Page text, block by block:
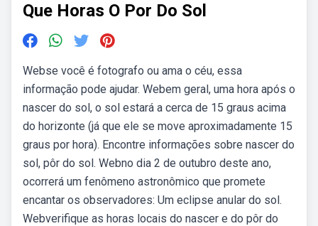
Que Horas O Por Do Sol
Webse você é fotografo ou ama o céu, essa
informação pode ajudar. Webem geral, uma hora após o
nascer do sol, o sol estará a cerca de 15 graus acima
do horizonte (já que ele se move aproximadamente 15
graus por hora). Encontre informações sobre nascer do
sol, pôr do sol. Webno dia 2 de outubro deste ano,
ocorrerá um fenômeno astronômico que promete
encantar os observadores: Um eclipse anular do sol.
Webverifique as horas locais do nascer e do pôr do